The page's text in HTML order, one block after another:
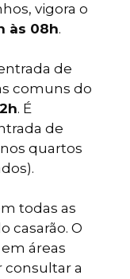
vigora o
às 08h.
de
comuns do
. É
de
quartos
todas as
casarão. O
áreas
consultar a